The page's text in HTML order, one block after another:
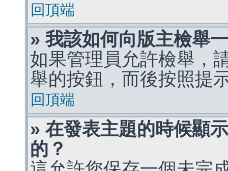
回頂端
» 我該如何向版主檢舉
如果管理員允許檢舉，
舉的按鈕，而後按照提
回頂端
» 在發表主題的時候顯
的？